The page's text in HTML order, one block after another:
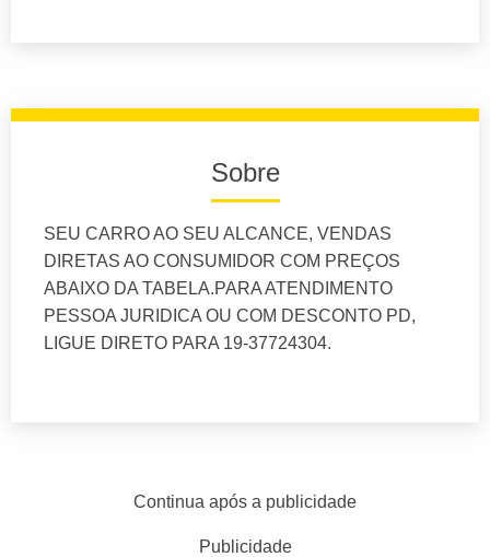
Sobre
SEU CARRO AO SEU ALCANCE, VENDAS
DIRETAS AO CONSUMIDOR COM PREÇOS
ABAIXO DA TABELA.PARA ATENDIMENTO
PESSOA JURIDICA OU COM DESCONTO PD,
LIGUE DIRETO PARA 19-37724304.
Continua após a publicidade
Publicidade